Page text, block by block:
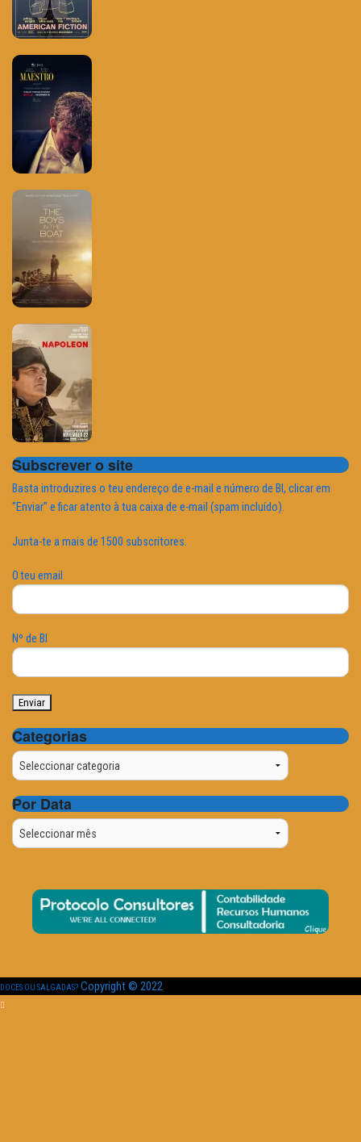
Subscrever o site
Basta introduzires o teu endereço de e-mail e número de BI, clicar em
"Enviar" e ficar atento à tua caixa de e-mail (spam incluído).
Junta-te a mais de 1500 subscritores.
O teu email
Nº de BI
Categorias
Categorias
Por Data
Por
Data
DOCES OU SALGADAS? Copyright © 2022